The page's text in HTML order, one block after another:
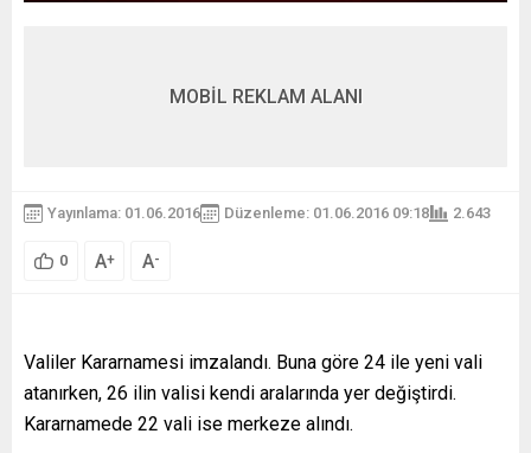
MOBİL REKLAM ALANI
Yayınlama: 01.06.2016 Düzenleme: 01.06.2016 09:18 2.643
0 A+ A-
Valiler Kararnamesi imzalandı. Buna göre 24 ile yeni vali
atanırken, 26 ilin valisi kendi aralarında yer değiştirdi.
Kararnamede 22 vali ise merkeze alındı.